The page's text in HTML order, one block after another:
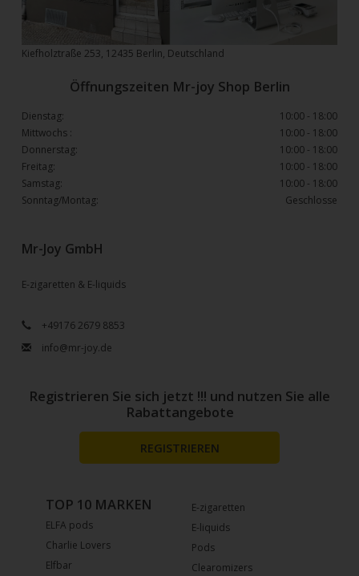
Mr-Joy GmbH
E-zigaretten & E-liquids
+49176 2679 8853
info@mr-joy.de
Kiefholztraße 253, 12435 Berlin, Deutschland
Öffnungszeiten Mr-joy Shop Berlin
Dienstag:
10:00 - 18:00
Mittwochs :
10:00 - 18:00
Donnerstag:
10:00 - 18:00
Freitag:
10:00 - 18:00
Samstag:
10:00 - 18:00
Sonntag/Montag:
Geschlosse
E-zigaretten
E-liquids
Pods
Clearomizers
TOP 10 MARKEN
ELFA pods
Charlie Lovers
Elfbar
Registrieren Sie sich jetzt !!! und nutzen Sie alle
Rabattangebote
REGISTRIEREN